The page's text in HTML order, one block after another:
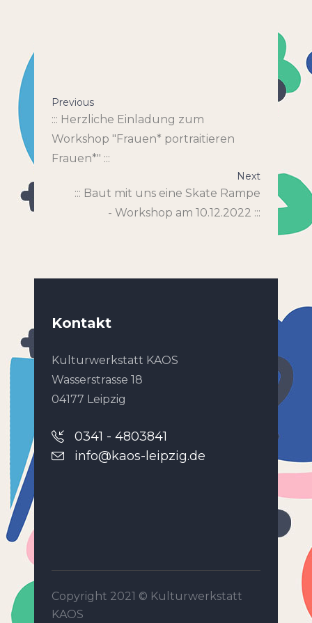
Previous
::: Herzliche Einladung zum
Workshop "Frauen* portraitieren
Frauen*" :::
Next
::: Baut mit uns eine Skate Rampe
- Workshop am 10.12.2022 :::
Kontakt
Kulturwerkstatt KAOS
Wasserstrasse 18
04177 Leipzig
0341 - 4803841
info@kaos-leipzig.de
Copyright 2021 © Kulturwerkstatt
KAOS